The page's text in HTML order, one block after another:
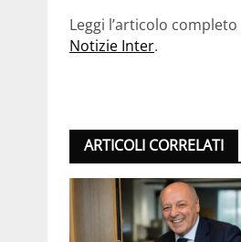
Leggi l’articolo completo
Notizie Inter.
ARTICOLI CORRELATI